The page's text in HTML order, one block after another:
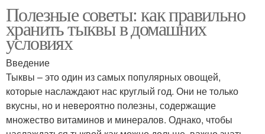
Полезные советы: как правильно
хранить тыквы в домашних
условиях
Введение
Тыквы – это один из самых популярных овощей,
которые наслаждают нас круглый год. Они не только
вкусны, но и невероятно полезны, содержащие
множество витаминов и минералов. Однако, чтобы